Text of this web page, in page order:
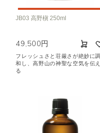
JB03 高野槇 250ml
49,500円
フレッシュさと荘厳さが絶妙に調
和し、高野山の神聖な空気を伝え
る